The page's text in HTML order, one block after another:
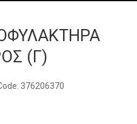
(Γ)
376206370